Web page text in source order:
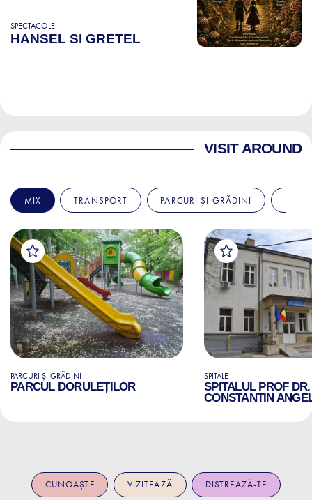
SPECTACOLE
HANSEL SI GRETEL
VISIT AROUND
MIX TRANSPORT PARCURI ȘI GRĂDINI
PARCURI ȘI GRĂDINI
PARCUL DORULEȚILOR
SPITALE
SPITALUL PROF DR.
CONSTANTIN
CUNOAȘTE VIZITEAZĂ DISTREAZĂ-TE